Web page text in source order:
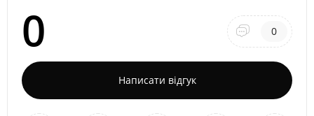
0 0
Написати відгук